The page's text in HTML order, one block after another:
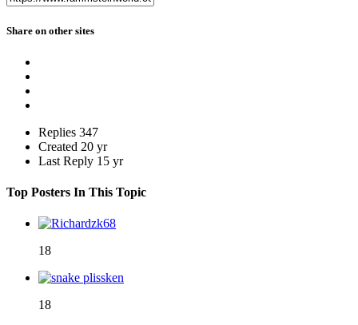
Share on other sites
Replies 347
Created 20 yr
Last Reply 15 yr
Top Posters In This Topic
18
18